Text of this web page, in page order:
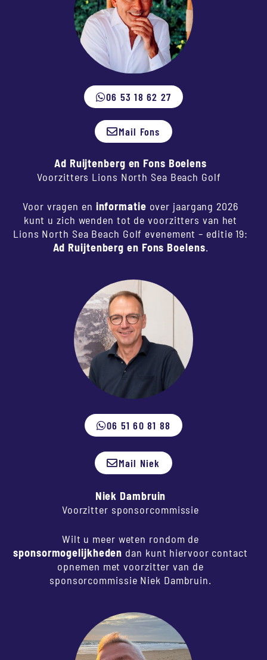
06 53 18 62 27
Mail Fons
Ad Ruijtenberg en Fons Boelens
Voorzitters Lions North Sea Beach Golf
Voor vragen en informatie over jaargang 2026
kunt u zich wenden tot de voorzitters van het
Lions North Sea Beach Golf evenement – editie 19:
Ad Ruijtenberg en Fons Boelens.
06 51 60 81 88
Mail Niek
Niek Dambruin
Voorzitter sponsorcommissie
Wilt u meer weten rondom de
sponsormogelijkheden dan kunt hiervoor contact
opnemen met voorzitter van de
sponsorcommissie Niek Dambruin.